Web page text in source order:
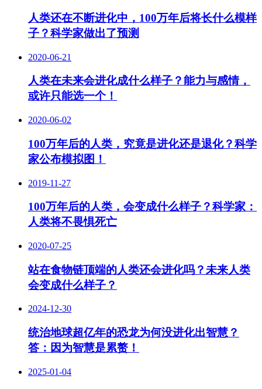
人类还在不断进化中，100万年后将长什么模样
子？科学家做出了预测
2020-06-21
人类在未来会进化成什么样子？能力与感情，
或许只能选一个！
2020-06-02
100万年后的人类，究竟是进化还是退化？科学
家公布模拟图！
2019-11-27
100万年后的人类，会变成什么样子？科学家：
人类将不畏惧死亡
2020-07-25
站在食物链顶端的人类还会进化吗？未来人类
会变成什么样子？
2024-12-30
统治地球超亿年的恐龙为何没进化出智慧？
答：因为智慧是累赘！
2025-01-04